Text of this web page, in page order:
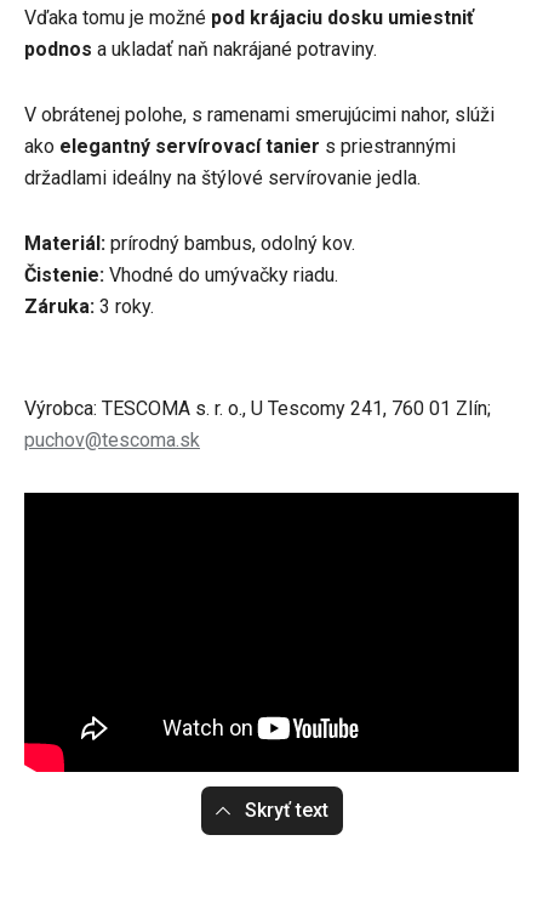
Vďaka tomu je možné pod krájaciu dosku umiestniť
podnos a ukladať naň nakrájané potraviny.
V obrátenej polohe, s ramenami smerujúcimi nahor, slúži
ako elegantný servírovací tanier s priestrannými
držadlami ideálny na štýlové servírovanie jedla.
Materiál: prírodný bambus, odolný kov.
Čistenie: Vhodné do umývačky riadu.
Záruka: 3 roky.
Výrobca: TESCOMA s. r. o., U Tescomy 241, 760 01 Zlín;
puchov@tescoma.sk
Skryť text